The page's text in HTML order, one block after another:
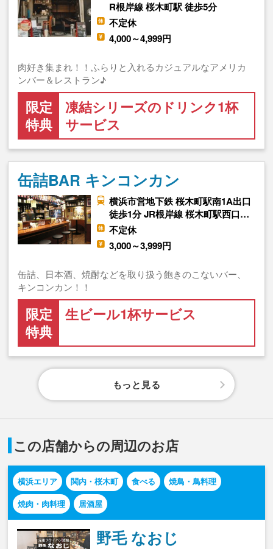
R根岸線 桜木町駅 徒歩5分
不定休
4,000～4,999円
肉好き集まれ！！ふらりと入れるカジュアルなアメリカ
ンバー＆レストラン♪
限定
特典
凍結シリーズのドリンク1杯
サービス
缶詰BAR キンコンカン
横浜市営地下鉄 桜木町駅南1A出口
徒歩1分 JR根岸線 桜木町駅西口…
不定休
3,000～3,999円
缶詰、日本酒、焼酎などを取り扱う飽きのこないバー、
キンコンカン！！
限定
特典
生ビール1杯サービス
もっと見る
この店舗からの周辺のお店
横浜エリア 関内・桜木町 食べる
焼鳥・鳥料理
焼肉・肉料理
居酒屋
野毛 なおじ